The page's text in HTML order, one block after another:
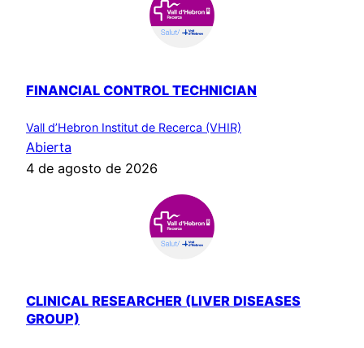
FINANCIAL CONTROL TECHNICIAN
Vall d’Hebron Institut de Recerca (VHIR)
Abierta
4 de agosto de 2026
CLINICAL RESEARCHER (LIVER DISEASES
GROUP)